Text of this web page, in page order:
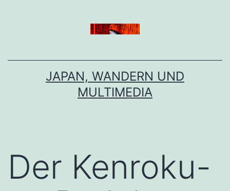
JAPAN, WANDERN UND
MULTIMEDIA
Der Kenroku-